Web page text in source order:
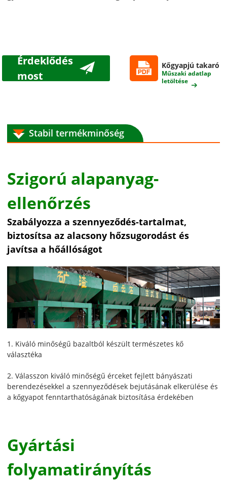
Érdeklődés
most
Kőgyapjú takaró
Műszaki adatlap
letöltése
Stabil termékminőség
Szigorú alapanyag-
ellenőrzés
Szabályozza a szennyeződés-tartalmat,
biztosítsa az alacsony hőzsugorodást és
javítsa a hőállóságot
1. Kiváló minőségű bazaltból készült természetes kő
választéka
2. Válasszon kiváló minőségű érceket fejlett bányászati ​​
berendezésekkel a szennyeződések bejutásának elkerülése és
a kőgyapot fenntarthatóságának biztosítása érdekében
Gyártási
folyamatirányítás